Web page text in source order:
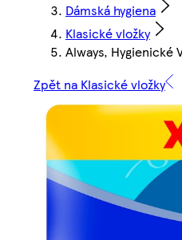
Dámská hygiena
Klasické vložky
Always, Hygienické
Zpět na Klasické vložky